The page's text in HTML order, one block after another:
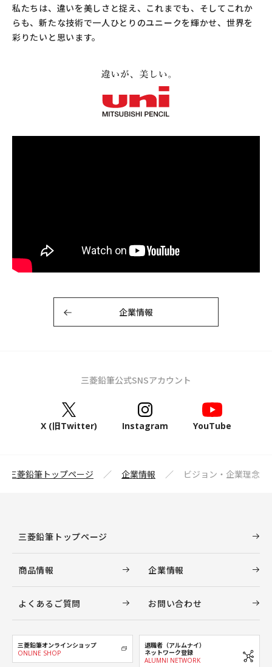
私たちは、違いを美しさと捉え、 これまでも、そしてこれか
らも、新たな技術で一人ひとりのユニークを輝かせ、世界を
彩りたいと思います。
企業情報
三菱鉛筆公式SNSアカウント
X (旧Twitter) Instagram YouTube
三菱鉛筆トップページ 企業情報 ビジョン・企業理念
三菱鉛筆トップページ
商品情報 企業情報
よくあるご質問 お問い合わせ
三菱鉛筆オンラインショップ
ONLINE SHOP
退職者（アルムナイ）
ネットワーク登録
ALUMNI NETWORK